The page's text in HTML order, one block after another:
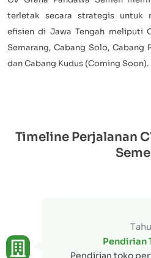
terletak secara strategis untuk
efisien di Jawa Tengah meliputi
Semarang, Cabang Solo, Cabang
dan Cabang Kudus (Coming Soon).
Timeline Perjalanan
Pendirian
Pendirian toko